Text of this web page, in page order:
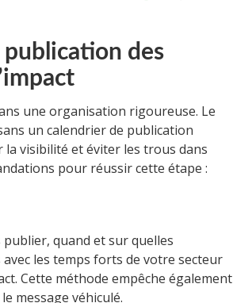
des
une organisation rigoureuse. Le
un calendrier de publication
visibilité et éviter les trous dans
pour réussir cette étape :
quand et sur quelles
les temps forts de votre secteur
Cette méthode empêche également
message véhiculé.